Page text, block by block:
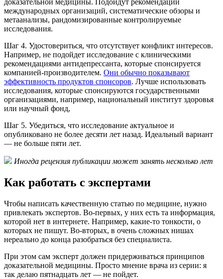
международных организаций, систематические обзоры и
метаанализы, рандомизированные контролируемые
исследования.
Шаг 4. Удостовериться, что отсутствует конфликт интересов.
Например, не подойдет исследование с клиническими
рекомендациями антидепрессанта, которые спонсируется
компанией-производителем. Они обычно показывают
эффективность продуктов спонсоров. Лучше использовать
исследования, которые спонсируются государственными
организациями, например, национальный институт здоровья
или научный фонд,
Шаг 5. Убедиться, что исследование актуальное и
опубликовано не более десяти лет назад. Идеальный вариант
— не больше пяти лет.
Иногда рецензия публикации может занять несколько лет
Как работать с экспертами
Чтобы написать качественную статью по медицине, нужно
привлекать экспертов. Во-первых, у них есть та информация,
которой нет в интернете. Например, какие-то тонкости, о
которых не пишут. Во-вторых, в очень сложных нишах
нереально до конца разобраться без специалиста.
При этом сам эксперт должен придерживаться принципов
доказательной медицины. Просто мнение врача из серии: я
так делаю пятнадцать лет — не пойдет.